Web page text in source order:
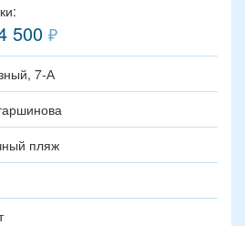
500 ₽
7-А
пляж